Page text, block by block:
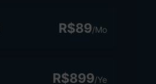
R$89/Mo
R$899/Ye